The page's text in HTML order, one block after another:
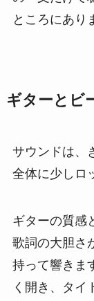
ところにあり
ギターとビ
サウンドは、
全体に少しロ
ギターの質感
歌詞の大胆さ
持って響きま
く開き、タイ